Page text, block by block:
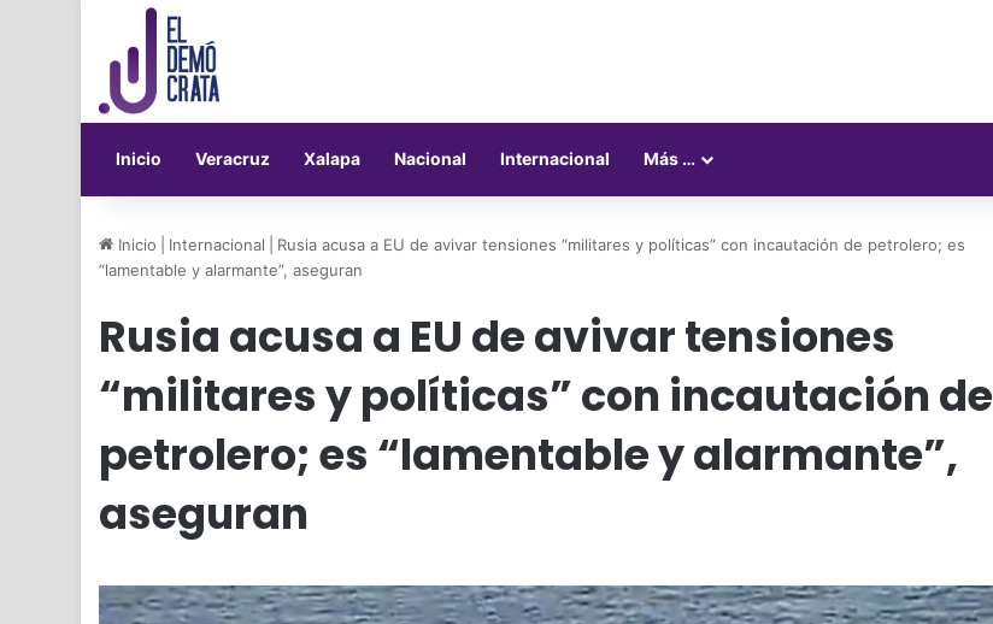
Inicio Veracruz Xalapa Nacional Internacional Más …
Inicio Internacional
Rusia acusa a EU de avivar tensiones “militares y políticas” con incautación de petrolero; es
“lamentable y alarmante”, aseguran
Rusia acusa a EU de avivar tensiones
“militares y políticas” con incautación de
petrolero; es “lamentable y alarmante”,
aseguran